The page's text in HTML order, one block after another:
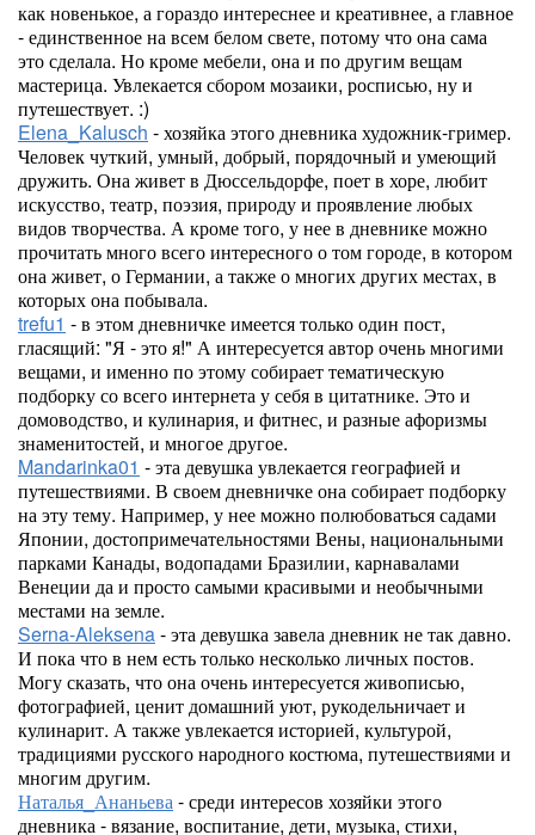
как новенькое, а гораздо интереснее и креативнее, а главное
- единственное на всем белом свете, потому что она сама
это сделала. Но кроме мебели, она и по другим вещам
мастерица. Увлекается сбором мозаики, росписью, ну и
путешествует. :)
Elena_Kalusch - хозяйка этого дневника художник-гример.
Человек чуткий, умный, добрый, порядочный и умеющий
дружить. Она живет в Дюссельдорфе, поет в хоре, любит
искусство, театр, поэзия, природу и проявление любых
видов творчества. А кроме того, у нее в дневнике можно
прочитать много всего интересного о том городе, в котором
она живет, о Германии, а также о многих других местах, в
которых она побывала.
trefu1 - в этом дневничке имеется только один пост,
гласящий: "Я - это я!" А интересуется автор очень многими
вещами, и именно по этому собирает тематическую
подборку со всего интернета у себя в цитатнике. Это и
домоводство, и кулинария, и фитнес, и разные афоризмы
знаменитостей, и многое другое.
Mandarinka01 - эта девушка увлекается географией и
путешествиями. В своем дневничке она собирает подборку
на эту тему. Например, у нее можно полюбоваться садами
Японии, достопримечательностями Вены, национальными
парками Канады, водопадами Бразилии, карнавалами
Венеции да и просто самыми красивыми и необычными
местами на земле.
Serna-Aleksena- эта девушка завела дневник не так давно.
И пока что в нем есть только несколько личных постов.
Могу сказать, что она очень интересуется живописью,
фотографией, ценит домашний уют, рукодельничает и
кулинарит. А также увлекается историей, культурой,
традициями русского народного костюма, путешествиями и
многим другим.
Наталья_Ананьева- среди интересов хозяйки этого
дневника - вязание, воспитание, дети, музыка, стихи,